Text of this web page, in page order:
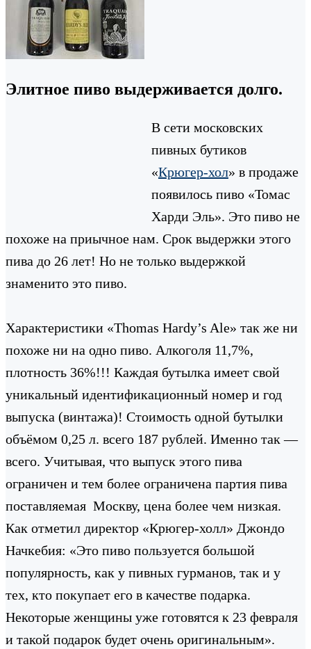
Элитное пиво выдерживается долго.
В сети московских
пивных бутиков
«Крюгер-хол» в продаже
появилось пиво «Томас
Харди Эль». Это пиво не
похоже на приычное нам. Срок выдержки этого
пива до 26 лет! Но не только выдержкой
знаменито это пиво.
Характеристики «Thomas Hardy’s Ale» так же ни
похоже ни на одно пиво. Алкоголя 11,7%,
плотность 36%!!! Каждая бутылка имеет свой
уникальный идентификационный номер и год
выпуска (винтажа)! Стоимость одной бутылки
объёмом 0,25 л. всего 187 рублей. Именно так —
всего. Учитывая, что выпуск этого пива
ограничен и тем более ограничена партия пива
поставляемая Москву, цена более чем низкая.
Как отметил директор «Крюгер-холл» Джондо
Начкебия: «Это пиво пользуется большой
популярность, как у пивных гурманов, так и у
тех, кто покупает его в качестве подарка.
Некоторые женщины уже готовятся к 23 февраля
и такой подарок будет очень оригинальным».